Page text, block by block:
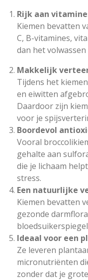
Rijk aan
Kiemen bevatten
C, B-vitamines,
dan het
Makkelijk
Tijdens het
en eiwitten
Daardoor zijn
voor je
Boordevol
Vooral
gehalte aan
die je lichaam
stress.
Een natuurlijke
Kiemen bevatten
gezonde
Ideaal voor een
Ze leveren
micronutriënten
zonder dat je